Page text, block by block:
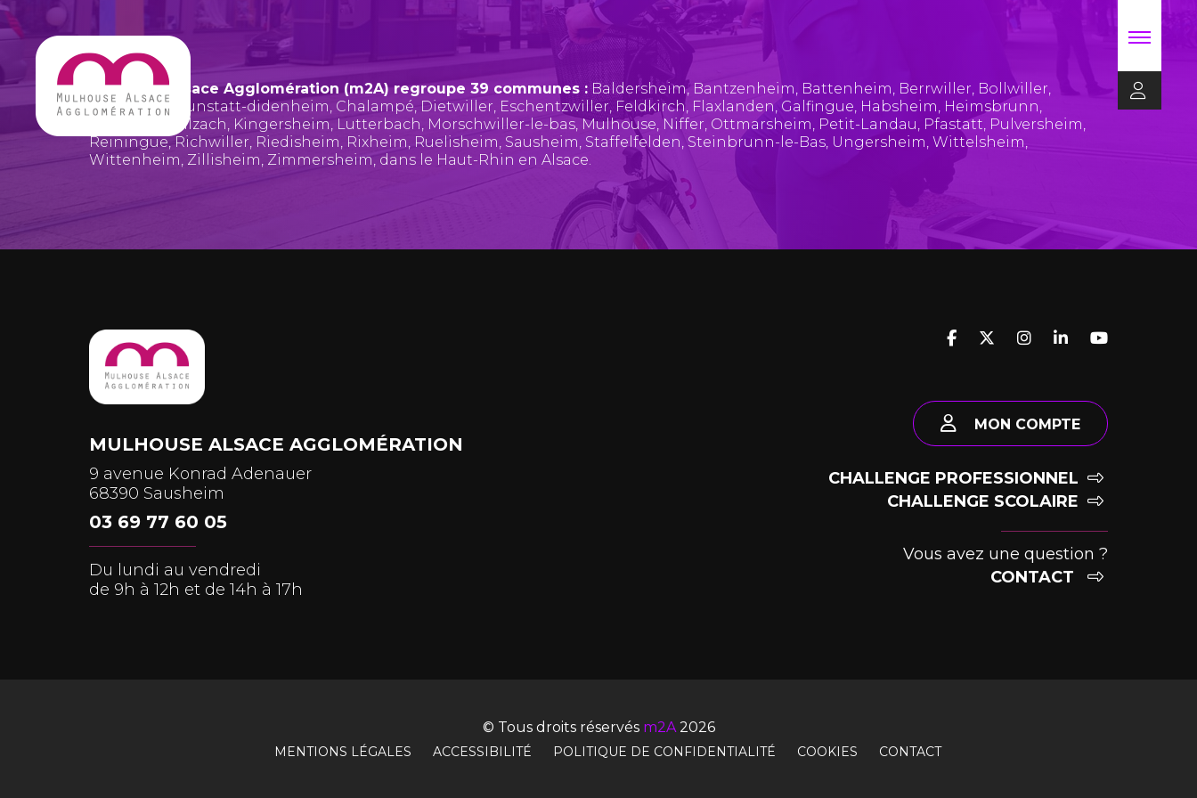
Mulhouse Alsace Agglomération (m2A) regroupe 39 communes : Baldersheim, Bantzenheim, Battenheim, Berrwiller, Bollwiller,
Bruebach, Brunstatt-didenheim, Chalampé, Dietwiller, Eschentzwiller, Feldkirch, Flaxlanden, Galfingue, Habsheim, Heimsbrunn,
Illzach, Kingersheim, Lutterbach, Morschwiller-le-bas,Mulhouse, Niffer, Ottmarsheim, Petit-Landau, Pfastatt, Pulversheim,
Reiningue,Richwiller, Riedisheim, Rixheim, Ruelisheim, Sausheim, Staffelfelden, Steinbrunn-le-Bas, Ungersheim, Wittelsheim,
Wittenheim, Zillisheim, Zimmersheim, dans le Haut-Rhin en Alsace.
MULHOUSE ALSACE AGGLOMÉRATION
9 avenue Konrad Adenauer
68390 Sausheim
03 69 77 60 05
Du lundi au vendredi
de 9h à 12h et de 14h à 17h
MON COMPTE
CHALLENGE PROFESSIONNEL
CHALLENGE SCOLAIRE
Vous avez une question ?
CONTACT
© Tous droits réservés m2A2026
MENTIONS LÉGALES ACCESSIBILITÉ POLITIQUE DE CONFIDENTIALITÉ COOKIES CONTACT